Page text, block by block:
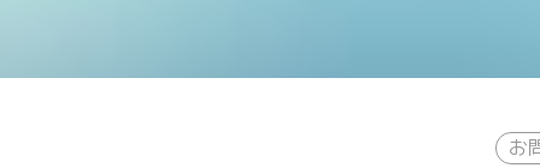
お